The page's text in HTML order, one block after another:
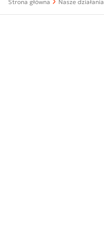
Strona główna Nasze działania